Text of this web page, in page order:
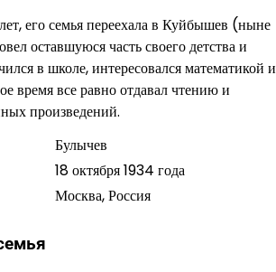
его семья переехала в Куйбышев (ныне
оставшуюся часть своего детства и
в школе, интересовался математикой и
время все равно отдавал чтению и
произведений.
Булычев
18 октября 1934 года
Москва, Россия